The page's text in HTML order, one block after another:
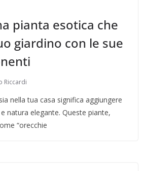
pianta esotica che
giardino con le sue
Riccardi
nella tua casa significa aggiungere
natura elegante. Queste piante,
“orecchie